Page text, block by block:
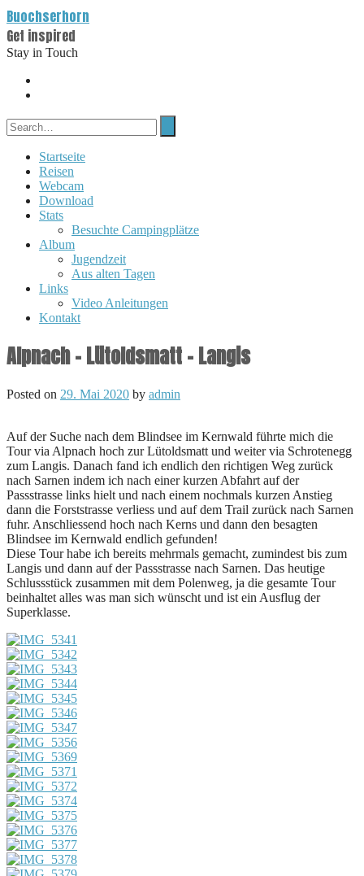
Buochserhorn
Get inspired
Stay in Touch
Startseite
Reisen
Webcam
Download
Stats
Besuchte Campingplätze
Album
Jugendzeit
Aus alten Tagen
Links
Video Anleitungen
Kontakt
Alpnach – Lütoldsmatt – Langis
Posted on 29. Mai 2020 by admin
Auf der Suche nach dem Blindsee im Kernwald führte mich die
Tour via Alpnach hoch zur Lütoldsmatt und weiter via Schrotenegg
zum Langis. Danach fand ich endlich den richtigen Weg zurück
nach Sarnen indem ich nach einer kurzen Abfahrt auf der
Passstrasse links hielt und nach einem nochmals kurzen Anstieg
dann die Forststrasse verliess und auf dem Trail zurück nach Sarnen
fuhr. Anschliessend hoch nach Kerns und dann den besagten
Blindsee im Kernwald endlich gefunden!
Diese Tour habe ich bereits mehrmals gemacht, zumindest bis zum
Langis und dann auf der Passstrasse nach Sarnen. Das heutige
Schlussstück zusammen mit dem Polenweg, ja die gesamte Tour
beinhaltet alles was man sich wünscht und ist ein Ausflug der
Superklasse.